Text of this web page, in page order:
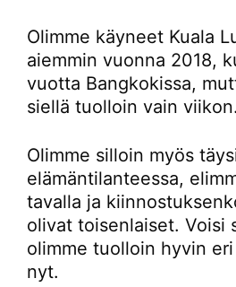
Olimme käyneet Kuala
aiemmin vuonna 2018,
vuotta Bangkokissa,
siellä tuolloin vain viikon.
Olimme silloin myös
elämäntilanteessa,
tavalla ja
olivat toisenlaiset. Voisi
olimme tuolloin hyvin
nyt.